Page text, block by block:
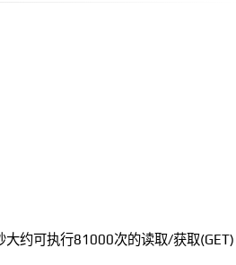
约可执行81000次的读取/获取(GET)